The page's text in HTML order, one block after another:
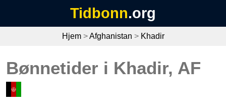
Tidbonn.org
Hjem>Afghanistan > Khadir
Bønnetider i Khadir, AF